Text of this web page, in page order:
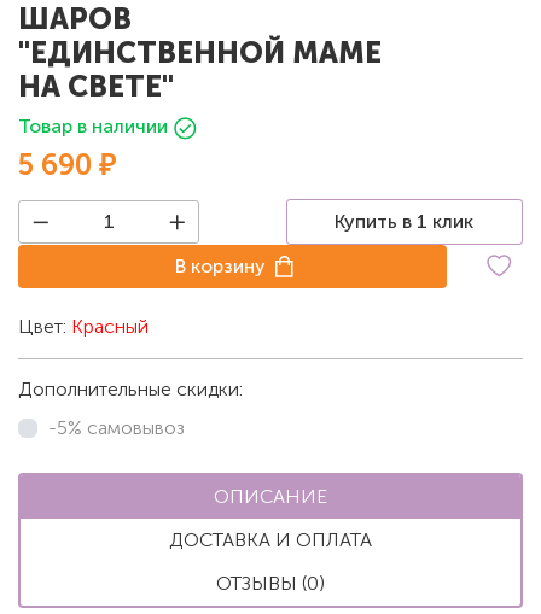
ШАРОВ
"ЕДИНСТВЕННОЙ МАМЕ
НА СВЕТЕ"
Товар в наличии
5 690 ₽
Купить в 1 клик
В корзину
Цвет: Красный
Дополнительные скидки:
-5% самовывоз
ОПИСАНИЕ
ДОСТАВКА И ОПЛАТА
ОТЗЫВЫ (0)